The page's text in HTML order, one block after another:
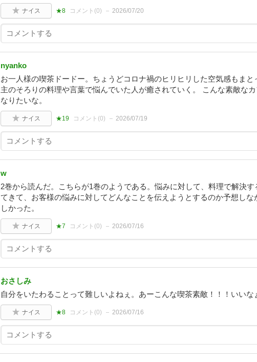
ナイス ★8 コメント(0) 2026/07/20
nyanko
お一人様の喫茶ドードー。ちょうどコロナ禍のヒリヒリした空気感もまと
主のそろりの料理や言葉で悩んでいた人が癒されていく。 こんな素敵な
なりたいな。
ナイス ★19 コメント(0) 2026/07/19
w
2巻から読んだ。こちらが1巻のようである。悩みに対して、料理で解決す
てきて、お客様の悩みに対してどんなことを伝えようとするのか予想しな
しかった。
ナイス ★7 コメント(0) 2026/07/16
おさしみ
自分をいたわることって難しいよねぇ。あーこんな喫茶素敵！！！いいな
ナイス ★8 コメント(0) 2026/07/16